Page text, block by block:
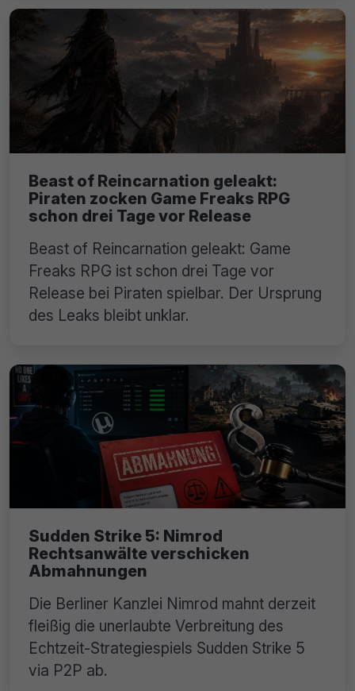
Beast of Reincarnation geleakt:
Piraten zocken Game Freaks RPG
schon drei Tage vor Release
Beast of Reincarnation geleakt: Game
Freaks RPG ist schon drei Tage vor
Release bei Piraten spielbar. Der Ursprung
des Leaks bleibt unklar.
Sudden Strike 5: Nimrod
Rechtsanwälte verschicken
Abmahnungen
Die Berliner Kanzlei Nimrod mahnt derzeit
fleißig die unerlaubte Verbreitung des
Echtzeit-Strategiespiels Sudden Strike 5
via P2P ab.